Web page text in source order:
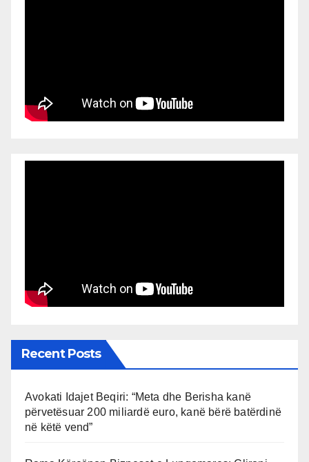
Recent Posts
Avokati Idajet Beqiri: “Meta dhe Berisha kanë
përvetësuar 200 miliardë euro, kanë bërë batërdinë
në këtë vend”